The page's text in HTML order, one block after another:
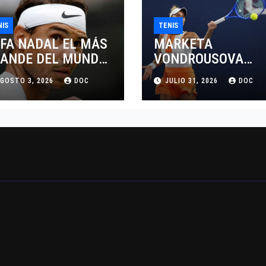
NADAL EL MÁS
DEL MUNDO
TENIS
3, 2026 DOC
TENIS
MARKETA
VONDROUSOVA
SANCIONADA POR
CUATRO AÑOS
JULIO 31, 2026 DOC